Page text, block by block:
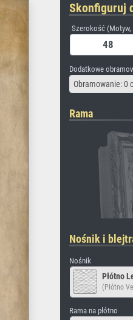
Skonfiguruj
Szerokość (Motyw,
Dodatkowe
Obramowanie: 0
Rama
Nośnik i
Nośnik
Płótno
(Płótno
Rama na płótno